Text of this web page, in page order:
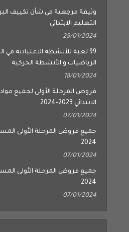
وثيقة مرجعية في شأن تكييف
التعليم الابتدائي
25/01/2024
99 لعبة للأنشطة الاعتيادية في
الرياضيات و الأنشطة الحركية
18/01/2024
فروض المرحلة الأولى لجميع
الابتدائي 2023-2024
07/01/2024
2024
07/01/2024
2024
07/01/2024